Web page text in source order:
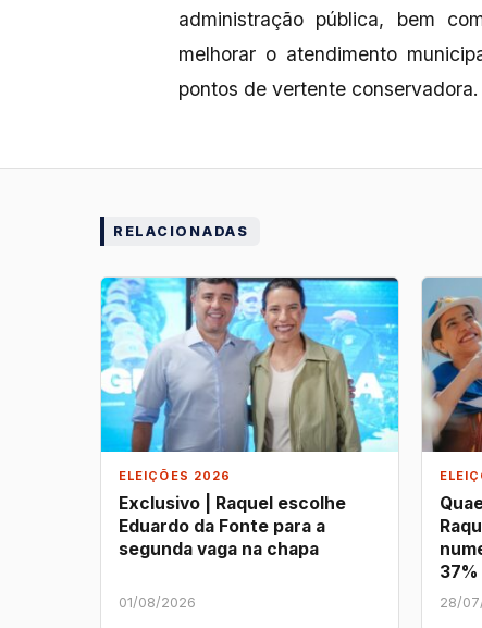
administração pública, bem
melhorar o atendimento
pontos de vertente conservadora.
RELACIONADAS
ELEIÇÕES 2026
Exclusivo | Raquel escolhe
Eduardo da Fonte para a
segunda vaga na chapa
01/08/2026
37%
28/